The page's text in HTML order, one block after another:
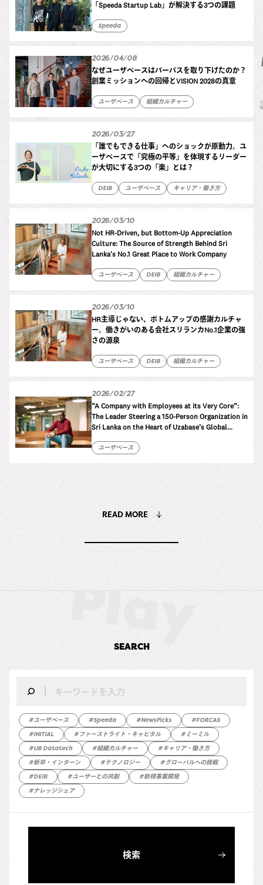
「Speeda Startup Lab」が解決する3つの課題
Speeda
なぜユーザベースはパーパスを取り下げたのか？
創業ミッションへの回帰とVISION 2028の真意
ユーザベース 組織カルチャー
2026/04/08
「誰でもできる仕事」へのショックが原動力。ユ
ーザベースで「究極の平等」を体現するリーダー
が大切にする3つの「楽」とは？
DEIB ユーザベース キャリア・働き方
2026/03/27
Not HR-Driven, but Bottom-Up Appreciation
Culture: The Source of Strength Behind Sri
Lanka's No.1 Great Place to Work Company
ユーザベース DEIB 組織カルチャー
2026/03/10
HR主導じゃない、ボトムアップの感謝カルチャ
ー。働きがいのある会社スリランカNo.1企業の強
さの源泉
ユーザベース DEIB 組織カルチャー
2026/03/10
“A Company with Employees at its Very Core”:
The Leader Steering a 150-Person Organization in
Sri Lanka on the Heart of Uzabase’s Global
ユーザベース
2026/02/27
READ MORE
SEARCH
#ユーザベース #Speeda #NewsPicks
#FORCAS
#INITIAL
#ファーストライト・キャピタル
#ミーミル
#UB Datatech
#組織カルチャー
#キャリア・働き方
#新卒・インターン
#テクノロジー
#グローバルへの挑戦
#DEIB
#ユーザーとの共創
#新規事業開発
#ナレッジシェア
検索